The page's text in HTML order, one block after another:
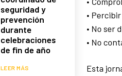
seguridad y
prevención
durante
celebraciones
de fin de año
LEER MÁS
•
• No ser
• No
Esta